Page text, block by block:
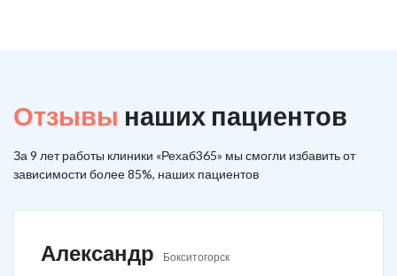
Отзывы наших пациентов
За 9 лет работы клиники «Рехаб365» мы смогли избавить от
зависимости более 85%, наших пациентов
Александр Бокситогорск